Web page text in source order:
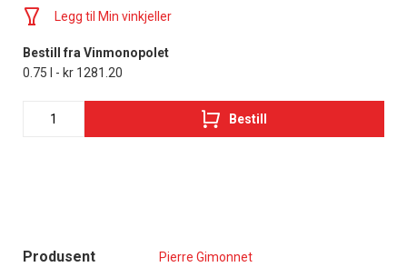
Produsent Pierre Gimonnet
Legg til Min vinkjeller
Bestill fra Vinmonopolet
0.75 l - kr 1281.20
Bestill